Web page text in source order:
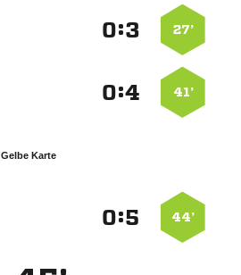
27’
:
41’
:
Gelbe Karte
44’
: